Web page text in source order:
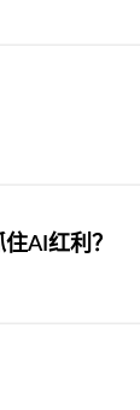
AI红利？